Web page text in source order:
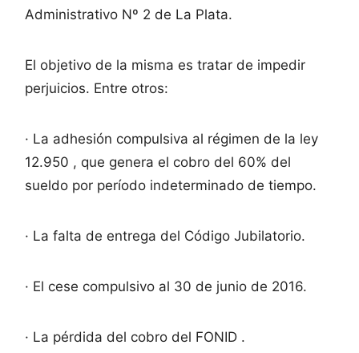
Administrativo Nº 2 de La Plata.
El objetivo de la misma es tratar de impedir
perjuicios. Entre otros:
· La adhesión compulsiva al régimen de la ley
12.950 , que genera el cobro del 60% del
sueldo por período indeterminado de tiempo.
· La falta de entrega del Código Jubilatorio.
· El cese compulsivo al 30 de junio de 2016.
· La pérdida del cobro del FONID .